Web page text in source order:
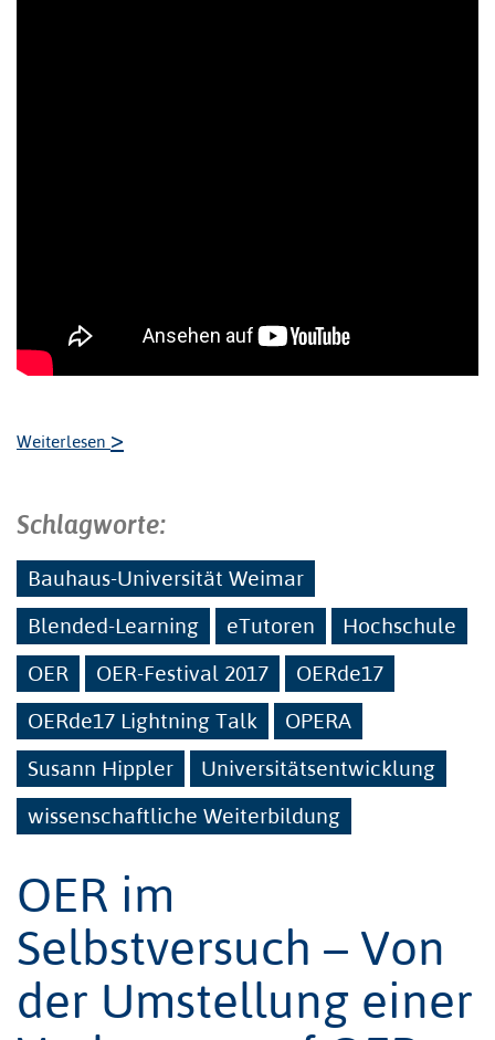
Weiterlesen >
Schlagworte:
Bauhaus-Universität Weimar
Blended-Learning
eTutoren
Hochschule
OER
OER-Festival 2017
OERde17
OERde17 Lightning Talk
OPERA
Susann Hippler
Universitätsentwicklung
wissenschaftliche Weiterbildung
OER im
Selbstversuch – Von
der Umstellung einer